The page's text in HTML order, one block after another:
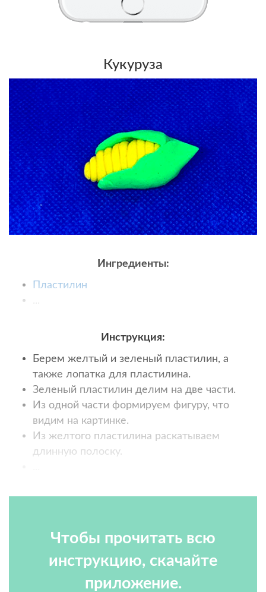
Кукуруза
Ингредиенты:
Пластилин
Инструкция:
Берем желтый и зеленый пластилин, а
также лопатка для пластилина.
Зеленый пластилин делим на две части.
Из одной части формируем фигуру, что
видим на картинке.
Из желтого пластилина раскатываем
длинную полоску.
Чтобы прочитать всю
инструкцию, скачайте
приложение.